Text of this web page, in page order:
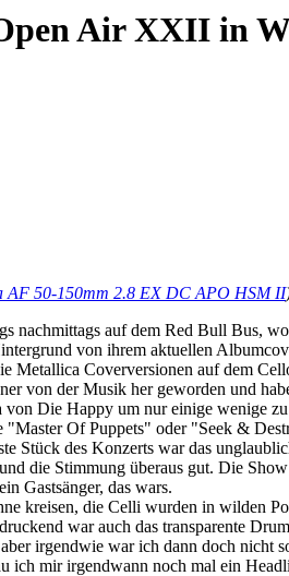
Air XXII in
AF 50-150mm 2.8 EX DC APO HSM II
nachmittags auf dem Red Bull Bus,
von ihrem aktuellen
Metallica Coverversionen auf dem
von der Musik her geworden und
Die Happy um nur einige wenige zu
Of Puppets" oder "Seek &
Stück des Konzerts war das
die Stimmung überaus gut. Die
Gastsänger, das wars.
kreisen, die Celli wurden in wilden
war auch das transparente
irgendwie war ich dann doch
mir irgendwann noch mal ein